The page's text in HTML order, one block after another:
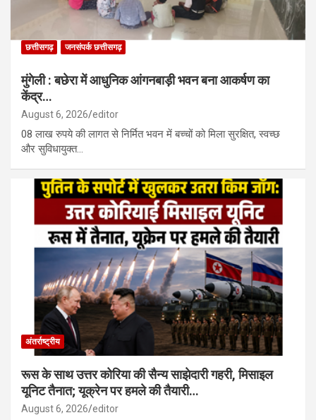
छत्तीसगढ़ जनसंपर्क छत्तीसगढ़
मुंगेली : बछेरा में आधुनिक आंगनबाड़ी भवन बना आकर्षण का
केंद्र…
August 6, 2026 editor
08 लाख रुपये की लागत से निर्मित भवन में बच्चों को मिला सुरक्षित, स्वच्छ
और सुविधायुक्त…
अंतर्राष्ट्रीय
रूस के साथ उत्तर कोरिया की सैन्य साझेदारी गहरी, मिसाइल
यूनिट तैनात; यूक्रेन पर हमले की तैयारी…
August 6, 2026 editor